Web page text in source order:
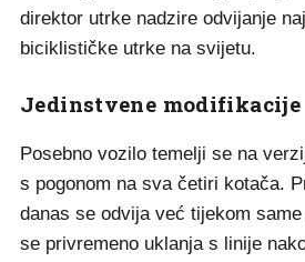
direktor utrke nadzire odvijanje
biciklističke utrke na svijetu.
Jedinstvene modifikacije
Posebno vozilo temelji se na
s pogonom na sva četiri kotača.
danas se odvija već tijekom
se privremeno uklanja s linije